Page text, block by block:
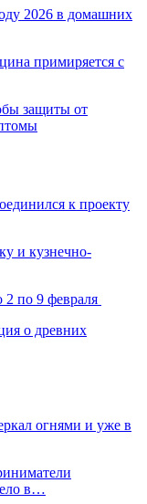
2026 в домашних
примиряется с
защиты от
к проекту
и кузнечно-
2 по 9 февраля
о древних
огнями и уже в
в…